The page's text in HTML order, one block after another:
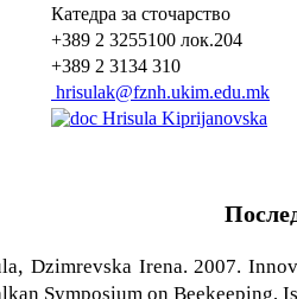
Катедра за сточарство
+389 2 3255100 лок.204
+389 2 3134 310
hrisulak@fznh.ukim.edu.mk
Hrisula Kiprijanovska
, Dzimrevska Irena. 2007.
Symposium on Beekeeping,